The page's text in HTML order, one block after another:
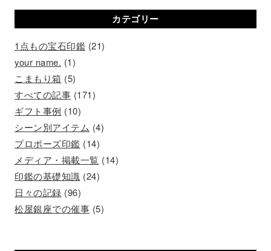
カテゴリー
1点もの宝石印鑑 (21)
your name. (1)
こまもり箱 (5)
すべての記事 (171)
ギフト事例 (10)
シーン別アイテム (4)
プロポーズ印鑑 (14)
メディア・掲載一覧 (14)
印鑑の基礎知識 (24)
日々の記録 (96)
松屋銀座での催事 (5)